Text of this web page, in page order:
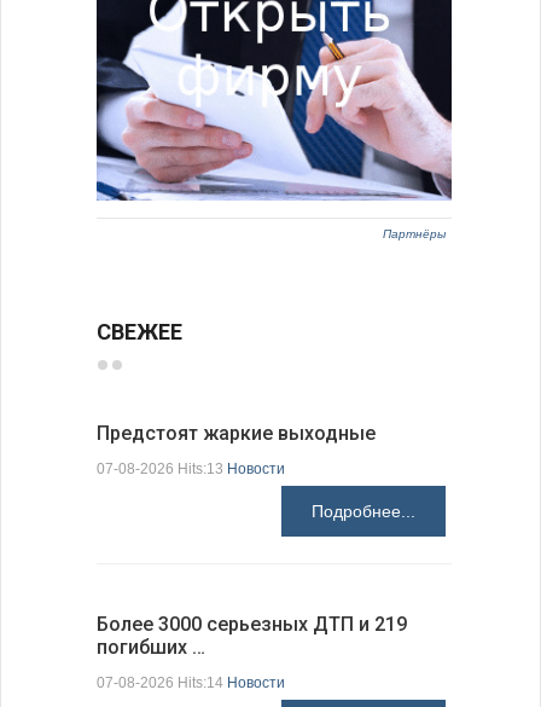
Партнёры
СВЕЖЕЕ
Предстоят жаркие выходные
07-08-2026 Hits:13 Новости
Подробнее...
Более 3000 серьезных ДТП и 219
погибших …
07-08-2026 Hits:14 Новости